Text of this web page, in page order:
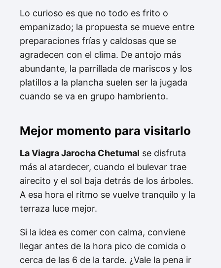
Lo curioso es que no todo es frito o
empanizado; la propuesta se mueve entre
preparaciones frías y caldosas que se
agradecen con el clima. De antojo más
abundante, la parrillada de mariscos y los
platillos a la plancha suelen ser la jugada
cuando se va en grupo hambriento.
Mejor momento para visitarlo
La Viagra Jarocha Chetumal se disfruta
más al atardecer, cuando el bulevar trae
airecito y el sol baja detrás de los árboles.
A esa hora el ritmo se vuelve tranquilo y la
terraza luce mejor.
Si la idea es comer con calma, conviene
llegar antes de la hora pico de comida o
cerca de las 6 de la tarde. ¿Vale la pena ir